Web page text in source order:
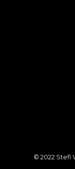
© 2022 Stefi